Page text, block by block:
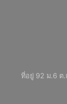
ที่อยู่ 92 ม.6 ต.